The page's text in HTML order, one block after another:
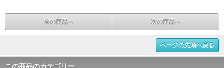
前の商品へ 次の商品へ
ページの先頭へ戻る
この商品のカテゴリー